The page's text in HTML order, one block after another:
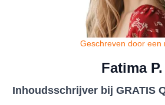
Geschreven door een
Fatima P.
Inhoudsschrijver bij GRATIS